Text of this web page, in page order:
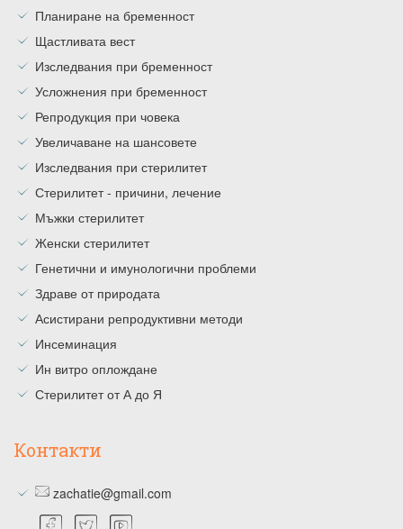
Планиране на бременност
Щастливата вест
Изследвания при бременност
Усложнения при бременност
Репродукция при човека
Увеличаване на шансовете
Изследвания при стерилитет
Стерилитет - причини, лечение
Мъжки стерилитет
Женски стерилитет
Генетични и имунологични проблеми
Здраве от природата
Асистирани репродуктивни методи
Инсеминация
Ин витро оплождане
Стерилитет от А до Я
Контакти
zachatie@gmail.com